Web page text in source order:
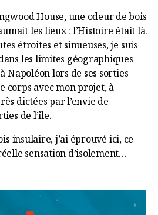
House, une odeur de bois
les lieux : l’Histoire était là.
étroites et sinueuses, je suis
les limites géographiques
Napoléon lors de ses sorties
corps avec mon projet, à
dictées par l’envie de
de l’île.
insulaire, j’ai éprouvé ici, ce
sensation d’isolement…